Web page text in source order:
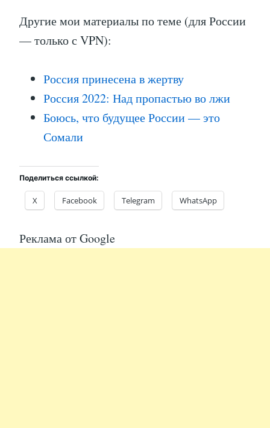
Другие мои материалы по теме (для России
— только с VPN):
Россия принесена в жертву
Россия 2022: Над пропастью во лжи
Боюсь, что будущее России — это
Сомали
Поделиться ссылкой:
X Facebook Telegram WhatsApp
Реклама от Google